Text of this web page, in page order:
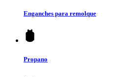
Enganches para remolque
Propano